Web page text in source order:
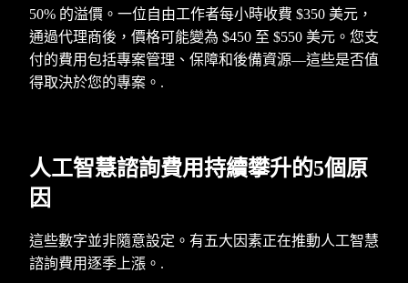
50% 的溢價。一位自由工作者每小時收費 $350 美元，
通過代理商後，價格可能變為 $450 至 $550 美元。您支
付的費用包括專案管理、保障和後備資源—這些是否值
得取決於您的專案。.
人工智慧諮詢費用持續攀升的5個原
因
這些數字並非隨意設定。有五大因素正在推動人工智慧
諮詢費用逐季上漲。.